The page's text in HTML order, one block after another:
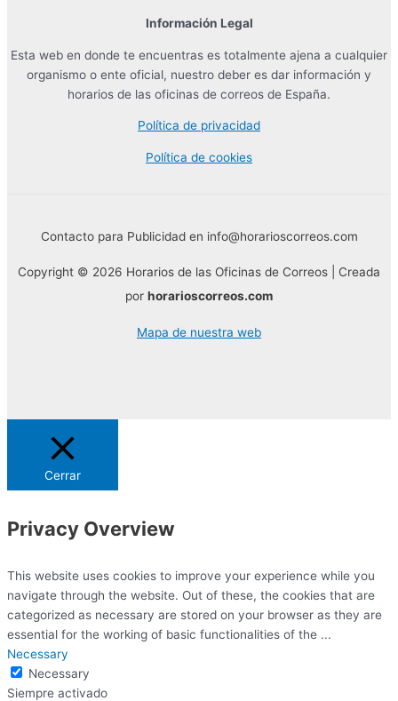
Información Legal
Esta web en donde te encuentras es totalmente ajena a cualquier
organismo o ente oficial, nuestro deber es dar información y
horarios de las oficinas de correos de España.
Política de privacidad
Política de cookies
Contacto para Publicidad en info@horarioscorreos.com
Copyright © 2026 Horarios de las Oficinas de Correos | Creada
por horarioscorreos.com
Mapa de nuestra web
Cerrar
Privacy Overview
This website uses cookies to improve your experience while you
navigate through the website. Out of these, the cookies that are
categorized as necessary are stored on your browser as they are
essential for the working of basic functionalities of the ...
Necessary
Necessary
Siempre activado